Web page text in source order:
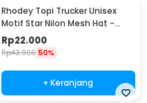
Rhodey Topi Trucker Unisex
Motif Star Nilon Mesh Hat -
SMT-ZHL23
Rp22.000
Rp43.900 50%
+ Keranjang